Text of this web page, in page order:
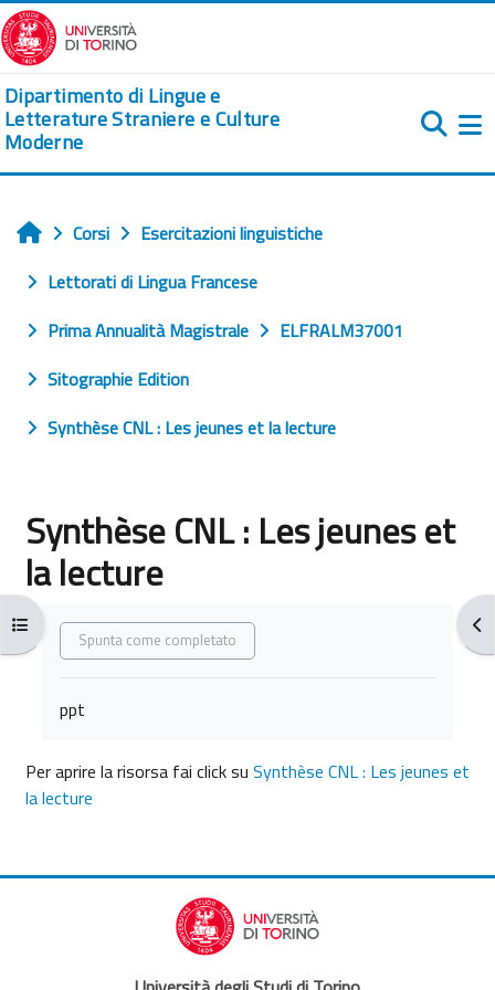
Vai al contenuto principale
Dipartimento di Lingue e
Letterature Straniere e Culture
Moderne
Apri indice del corso
Home
Corsi
Esercitazioni linguistiche
Lettorati di Lingua Francese
Prima Annualità Magistrale
ELFRALM37001
Sitographie Edition
Synthèse CNL : Les jeunes et la lecture
Synthèse CNL : Les jeunes et
la lecture
Aggregazione dei criteri
Spunta come completato
ppt
Per aprire la risorsa fai click su Synthèse CNL : Les jeunes et
la lecture